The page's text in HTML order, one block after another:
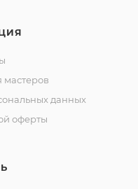
мастеров
данных
оферты